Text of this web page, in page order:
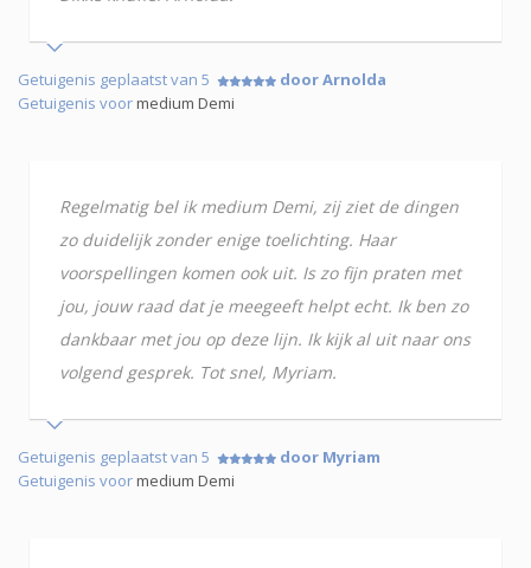
Getuigenis geplaatst van 5
door Arnolda
Getuigenis voormedium Demi
Regelmatig bel ik medium Demi, zij ziet de dingen
zo duidelijk zonder enige toelichting. Haar
voorspellingen komen ook uit. Is zo fijn praten met
jou, jouw raad dat je meegeeft helpt echt. Ik ben zo
dankbaar met jou op deze lijn. Ik kijk al uit naar ons
volgend gesprek. Tot snel, Myriam.
Getuigenis geplaatst van 5
door Myriam
Getuigenis voormedium Demi